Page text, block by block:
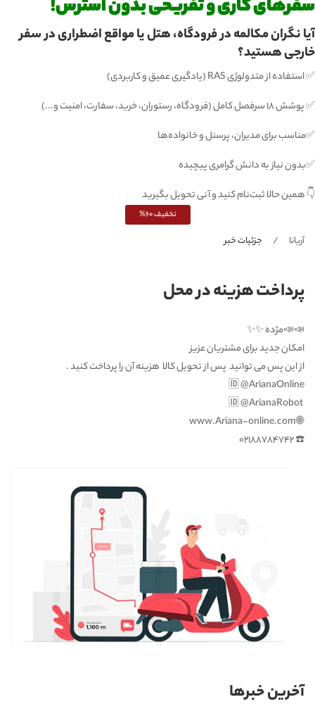
سفرهای کاری و تفریحی بدون استرس!
آیا نگران مکالمه در فرودگاه، هتل یا مواقع اضطراری در سفر
خارجی هستید؟
✅ استفاده از متدولوژی RAS (یادگیری عمیق و کاربردی)
✅ پوشش ۱۸ سرفصل کامل (فرودگاه، رستوران، خرید، سفارت، امنیت و...)
✅مناسب برای مدیران، پرسنل و خانواده‌ها
✅بدون نیاز به دانش گرامری پیچیده
👇 همین حالا ثبت‌نام کنید و آنی تحویل بگیرید
تخفیف 60%
آریانا جزئیات خبر
پرداخت هزینه در محل
📣📣مژده ✨✨
امکان جدید برای مشتریان عزیز
از این پس می توانید پس از تحویل کالا هزینه آن را پرداخت کنید .
🆔 @ArianaOnline
🌐 www.Ariana-online.com
☎️ 02188784742
آخرین خبرها